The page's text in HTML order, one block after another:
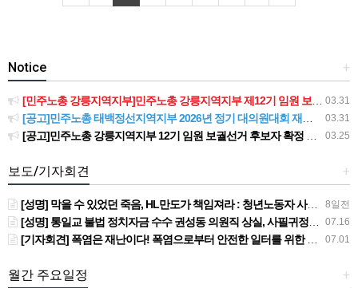
+
Notice
03.31
[민주노총 강릉지역지부]민주노총 강릉지역지부 제12기 임원 보궐선거결과 공고
03.31
[공고]민주노총 태백정선지역지부 2026년 정기 대의원대회 재소집 건
03.25
[공고]민주노총 강릉지역지부 12기 임원 보궐선거 후보자 확정 공고
+
보도/기자회견
8일전
[성명] 막을 수 있었던 죽음, HL만도가 책임져라 : 청년노동자 사망사고의 철저한 진상규명과 재발방지 대책 마련하라
07.16
[성명] 통일교 불법 정치자금 수수 권성동 의원직 상실, 사필귀정이다
07.01
[기자회견] 폭염은 재난이다! 폭염으로부터 안전한 일터를 위한 민주노총 강원지역본부 폭염감시단 선포 기자회견
+
월간 주요일정